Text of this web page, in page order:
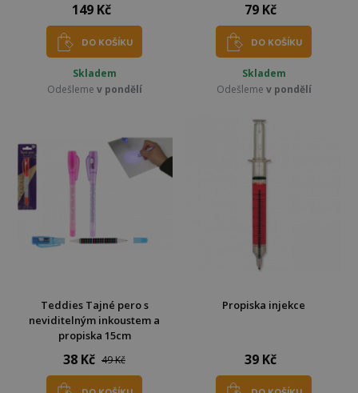
149 Kč
DO KOŠÍKU
Skladem
Odešleme v pondělí
79 Kč
DO KOŠÍKU
Skladem
Odešleme v pondělí
Teddies Tajné pero s
neviditelným inkoustem a
propiska 15cm
38 Kč 49 Kč
Propiska injekce
39 Kč